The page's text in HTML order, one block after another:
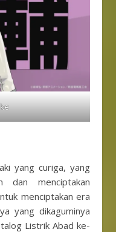
yang curiga, yang
dan menciptakan
menciptakan era
yang dikaguminya
Listrik Abad ke-